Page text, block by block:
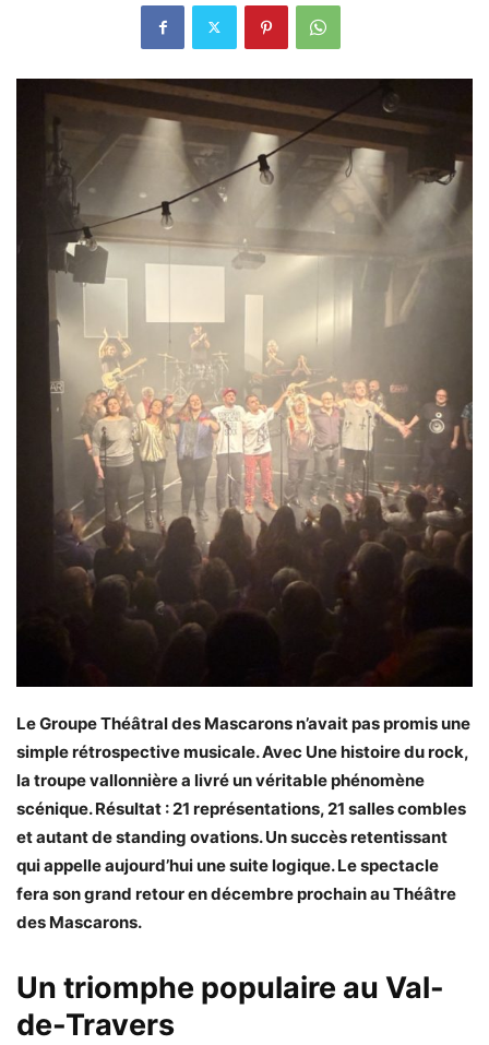
Le Groupe Théâtral des Mascarons n’avait pas promis une
simple rétrospective musicale. Avec Une histoire du rock,
la troupe vallonnière a livré un véritable phénomène
scénique. Résultat : 21 représentations, 21 salles combles
et autant de standing ovations. Un succès retentissant
qui appelle aujourd’hui une suite logique. Le spectacle
fera son grand retour en décembre prochain au Théâtre
des Mascarons.
Un triomphe populaire au Val-
de-Travers